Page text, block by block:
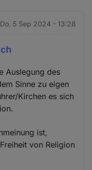
Do. 5 Sep 2024 - 13:28
Auslegung des
Sinne zu eigen
Kirchen es sich
ist,
von Religion